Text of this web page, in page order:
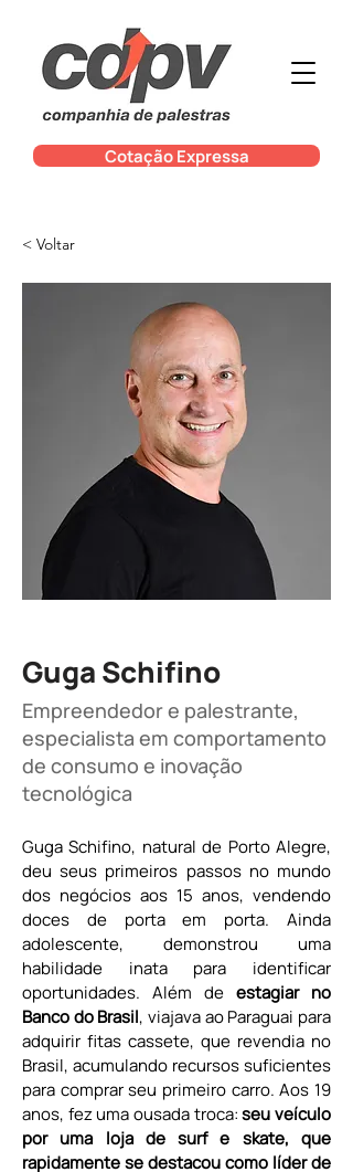
Cotação Expressa
< Voltar
Guga Schifino
Empreendedor e palestrante,
especialista em comportamento
de consumo e inovação
tecnológica
Guga Schifino, natural de Porto Alegre,
deu seus primeiros passos no mundo
dos negócios aos 15 anos, vendendo
doces de porta em porta. Ainda
adolescente, demonstrou uma
habilidade inata para identificar
oportunidades. Além de estagiar no
Banco do Brasil, viajava ao Paraguai para
adquirir fitas cassete, que revendia no
Brasil, acumulando recursos suficientes
para comprar seu primeiro carro. Aos 19
anos, fez uma ousada troca: seu veículo
por uma loja de surf e skate, que
rapidamente se destacou como líder de